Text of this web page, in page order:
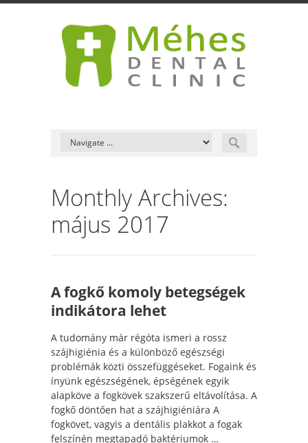
Monthly Archives:
május 2017
A fogkő komoly betegségek
indikátora lehet
A tudomány már régóta ismeri a rossz
szájhigiénia és a különböző egészségi
problémák közti összefüggéseket. Fogaink és
ínyünk egészségének, épségének egyik
alapköve a fogkövek szakszerű eltávolítása. A
fogkő döntően hat a szájhigiéniára A
fogkövet, vagyis a dentális plakkot a fogak
felszínén megtapadó baktériumok …